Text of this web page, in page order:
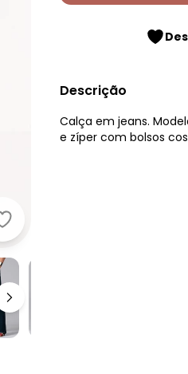
Quintess - Calça Pantalona
Descrição
Calça em jeans.
e zíper com bolsos